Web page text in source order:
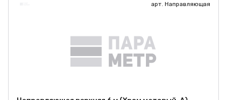
арт. Направляющая